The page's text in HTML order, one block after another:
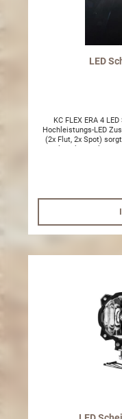
LED
KC FLEX ERA 4
Hochleistungs-LED
(2x Flut, 2x Spot)
1610 lx- 6.7 a
SchalterOHNE E-